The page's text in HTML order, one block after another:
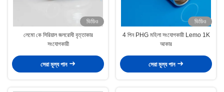
ভিডিও
লেমো কে সিরিয়াল জলরোধী বৃত্তাকার
সংযোগকারী
সেরা মূল্য পান
ভিডিও
4 পিন PHG মহিলা সংযোগকারী Lemo 1K
আকার
সেরা মূল্য পান